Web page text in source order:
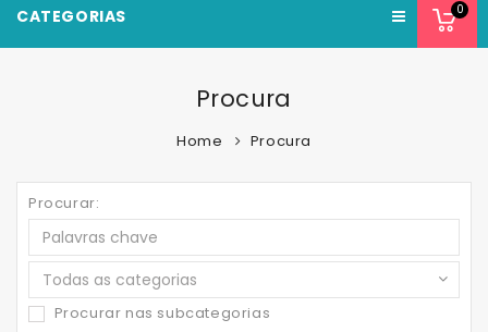
0
CATEGORIAS
Procura
Home Procura
Procurar:
Procurar nas subcategorias